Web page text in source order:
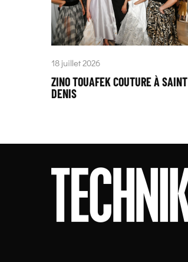
18 juillet 2026
ZINO TOUAFEK COUTURE À SAINT
DENIS